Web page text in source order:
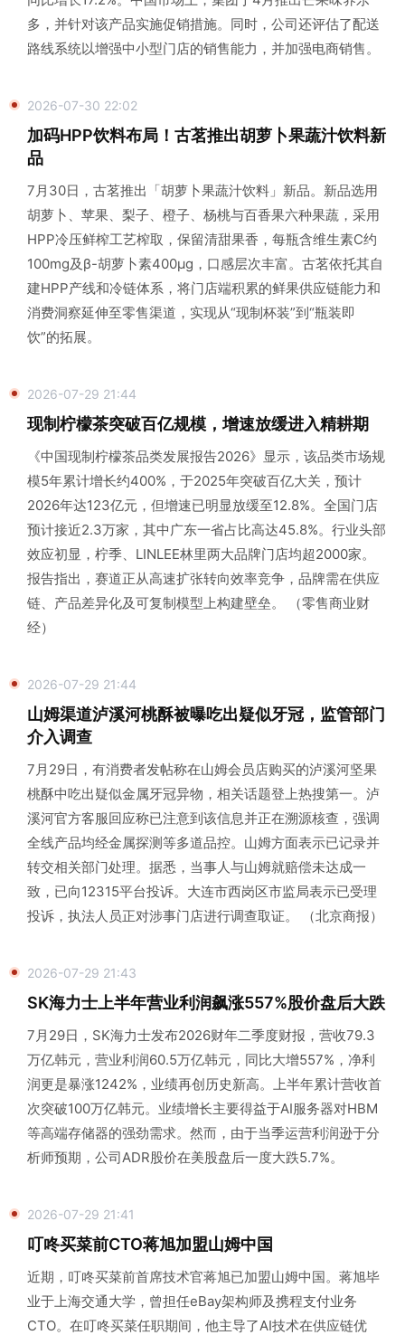
多，并针对该产品实施促销措施。同时，公司还评估了配送
路线系统以增强中小型门店的销售能力，并加强电商销售。
2026-07-30 22:02
加码HPP饮料布局！古茗推出胡萝卜果蔬汁饮料新
品
7月30日，古茗推出「胡萝卜果蔬汁饮料」新品。新品选用
胡萝卜、苹果、梨子、橙子、杨桃与百香果六种果蔬，采用
HPP冷压鲜榨工艺榨取，保留清甜果香，每瓶含维生素C约
100mg及β-胡萝卜素400μg，口感层次丰富。古茗依托其自
建HPP产线和冷链体系，将门店端积累的鲜果供应链能力和
消费洞察延伸至零售渠道，实现从“现制杯装”到“瓶装即
饮”的拓展。
2026-07-29 21:44
现制柠檬茶突破百亿规模，增速放缓进入精耕期
《中国现制柠檬茶品类发展报告2026》显示，该品类市场规
模5年累计增长约400%，于2025年突破百亿大关，预计
2026年达123亿元，但增速已明显放缓至12.8%。全国门店
预计接近2.3万家，其中广东一省占比高达45.8%。行业头部
效应初显，柠季、LINLEE林里两大品牌门店均超2000家。
报告指出，赛道正从高速扩张转向效率竞争，品牌需在供应
链、产品差异化及可复制模型上构建壁垒。 （零售商业财
经）
2026-07-29 21:44
山姆渠道泸溪河桃酥被曝吃出疑似牙冠，监管部门
介入调查
7月29日，有消费者发帖称在山姆会员店购买的泸溪河坚果
桃酥中吃出疑似金属牙冠异物，相关话题登上热搜第一。泸
溪河官方客服回应称已注意到该信息并正在溯源核查，强调
全线产品均经金属探测等多道品控。山姆方面表示已记录并
转交相关部门处理。据悉，当事人与山姆就赔偿未达成一
致，已向12315平台投诉。大连市西岗区市监局表示已受理
投诉，执法人员正对涉事门店进行调查取证。 （北京商报）
2026-07-29 21:43
SK海力士上半年营业利润飙涨557%股价盘后大跌
7月29日，SK海力士发布2026财年二季度财报，营收79.3
万亿韩元，营业利润60.5万亿韩元，同比大增557%，净利
润更是暴涨1242%，业绩再创历史新高。上半年累计营收首
次突破100万亿韩元。业绩增长主要得益于AI服务器对HBM
等高端存储器的强劲需求。然而，由于当季运营利润逊于分
析师预期，公司ADR股价在美股盘后一度大跌5.7%。
2026-07-29 21:41
叮咚买菜前CTO蒋旭加盟山姆中国
近期，叮咚买菜前首席技术官蒋旭已加盟山姆中国。蒋旭毕
业于上海交通大学，曾担任eBay架构师及携程支付业务
CTO。在叮咚买菜任职期间，他主导了AI技术在供应链优